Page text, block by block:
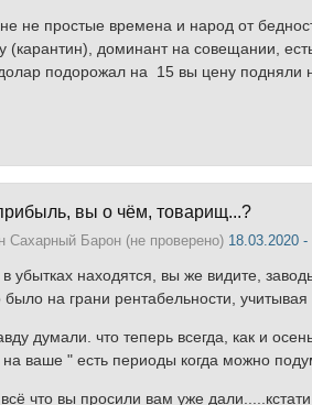
не простые времена и народ от
(карантин), доминант на совещании,
подорожал на 15 вы цену подняли
вы о чём, товарищ...?
Сахарный Барон (не проверено) 18.03.2020 -
убытках находятся, вы же видите,
было на грани рентабельности,
думали. что теперь всегда, как и
на ваше " есть периоды когда можно
всё что вы просили вам уже